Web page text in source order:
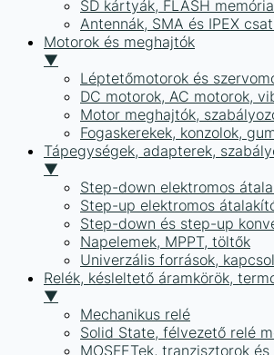
SD kártyák, FLASH
Antennák, SMA és IPEX
Motorok és meghajtók
▼
Léptetőmotorok és
DC motorok, AC motorok,
Motor meghajtók,
Fogaskerekek, konzolok,
Tápegységek, adapterek,
▼
Step-down elektromos
Step-up elektromos
Step-down és step-up
Napelemek, MPPT, töltők
Univerzális források,
Relék, késleltető áramkörök,
▼
Mechanikus relé
Solid State, félvezető relé
MOSFETek, tranzisztorok